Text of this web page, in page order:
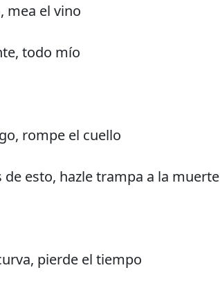
mea el vino
todo mío
rompe el cuello
de esto, hazle trampa a la muerte
pierde el tiempo